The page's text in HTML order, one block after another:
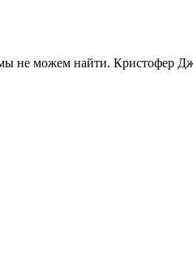
не можем найти. Кристофер